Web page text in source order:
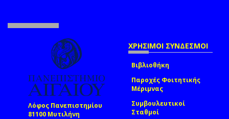
Λόφος Πανεπιστημίου
81100 Μυτιλήνη
ΧΡΗΣΙΜΟΙ ΣΥΝΔΕΣΜΟΙ
Βιβλιοθήκη
Παροχές Φοιτητικής
Μέριμνας
Συμβουλευτικοί
Σταθμοί